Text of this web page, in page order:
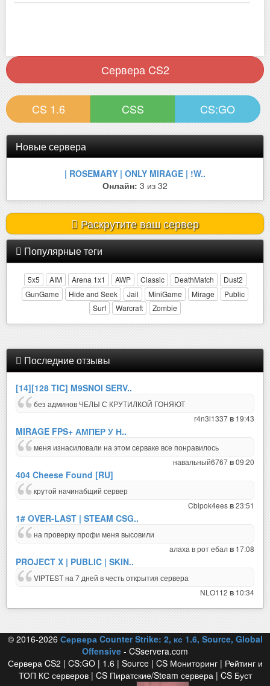
Сервера CS2
CS 1.6 CSS CS:GO
Новые сервера
| ROSEMARY | ONLY MIRAGE | !W..
Онлайн: 3 из 32
Раскрутите ваш сервер
Популярные теги
5x5 AIM Arena 1x1 AWP Classic DeathMatch
Dust2
GunGame
Hide and Seek Jail MiniGame Mirage
Public
Surf
Warcraft Zombie
Последние отзывы
[14][128 TIC] M9SNOI SERV..
без админов ЧЕЛЫ С КРУТИЛКОЙ ГОНЯЮТ
r4n3l1337в 19:43
MIRAGE FPS+ АМПЕР У Н..
меня изнасиловали на этом серваке все понравилось
навальный6767в09:20
404 Cheese Found [RU]
крутой начинабщий сервер
Cblpok4eesв23:51
1# OVER-LAST | STEAM CSG..
на проверку профи меня высовили
алаха в рот ебалв 17:08
PROJECT X | PUBLIC | SKIN..
VIPTEST на 7 дней в честь открытия сервера
NLO112 в 10:34
© 2016-2026 Сервера Counter Strike: 2, кс 1.6, Source, Global
Offensive - CSservera.com
Сервера CS2 | CS:GO | 1.6 | Source | CS Мониторинг | Рейтинг и
ТОП КС серверов | CS Пиратские/Steam сервера | CS Буст